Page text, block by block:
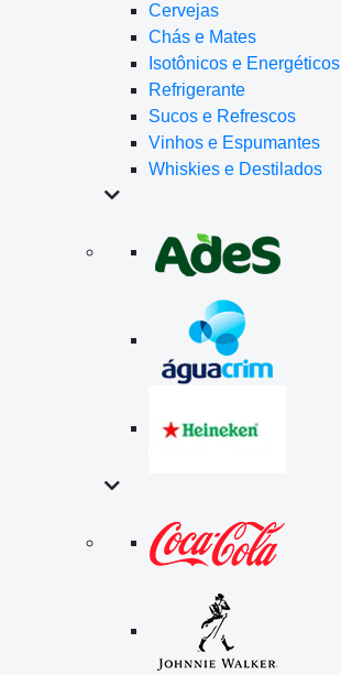
Cervejas
Chás e Mates
Isotônicos e Energéticos
Refrigerante
Sucos e Refrescos
Vinhos e Espumantes
Whiskies e Destilados